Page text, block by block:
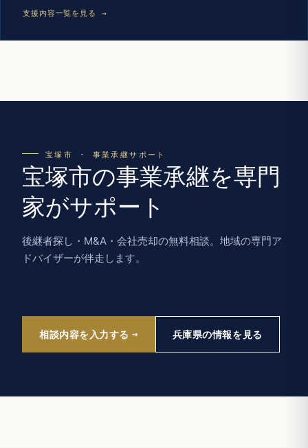
支援内容一覧を見る →
宝塚市 · 事業承継サポート
宝塚市の事業承継を専門
家がサポート
後継者探し・M&A・会社売却の無料相談。地域の専門ア
ドバイザーが伴走します。
相談内容を入力する 兵庫県の情報を見る